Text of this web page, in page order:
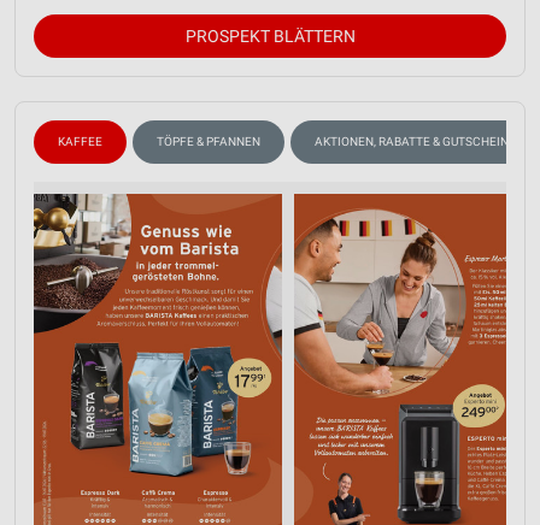
PROSPEKT BLÄTTERN
KAFFEE TÖPFE & PFANNEN AKTIONEN, RABATTE & GUTSCHEINE